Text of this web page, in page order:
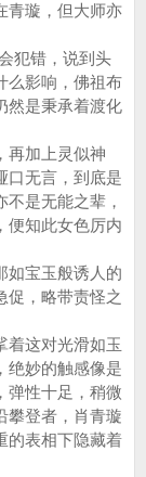
青璇，但大师亦
犯错，说到头
么影响，佛祖布
然是秉承着渡化
加上灵似神
口无言，到底是
是无能之辈，
便知此女色厉内
宝玉般诱人的
促，略带责怪之
这对光滑如玉
绝妙的触感像是
弹性十足，稍微
攀登者，肖青璇
的表相下隐藏着